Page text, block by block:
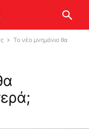
To νέο μνημόνιο θα